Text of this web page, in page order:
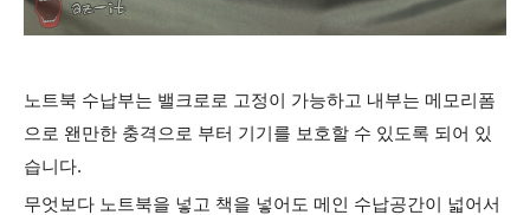
노트북 수납부는 밸크로로 고정이 가능하고 내부는 메모리폼
으로 왠만한 충격으로 부터 기기를 보호할 수 있도록 되어 있
습니다.
무엇보다 노트북을 넣고 책을 넣어도 메인 수납공간이 넓어서